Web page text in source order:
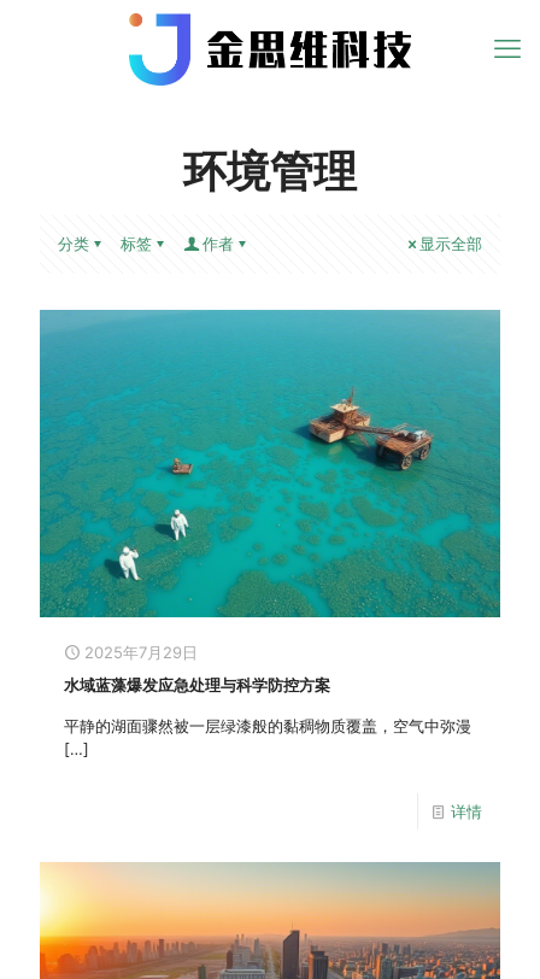
环境管理
分类 标签 作者 显示全部
2025年7月29日
水域蓝藻爆发应急处理与科学防控方案
平静的湖面骤然被一层绿漆般的黏稠物质覆盖，空气中弥漫
[…]
详情